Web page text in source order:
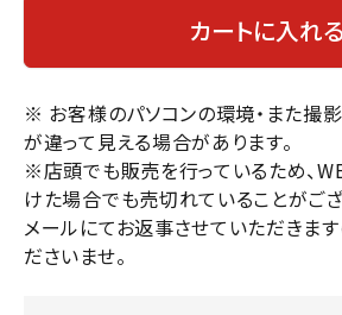
カートに入れる
※ お客様のパソコンの環境・また撮
が違って見える場合があります。
※店頭でも販売を行っているため、
けた場合でも売切れていることがござ
メールにてお返事させていただきます
ださいませ。